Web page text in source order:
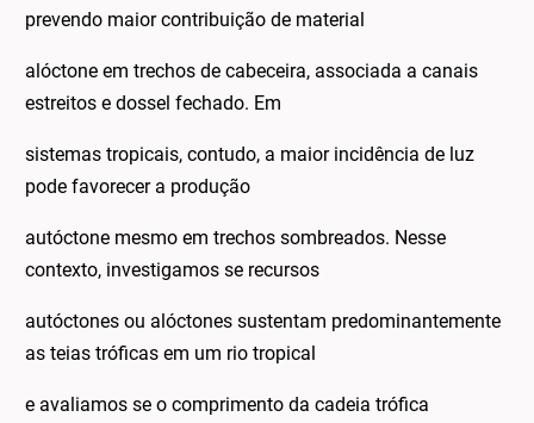
prevendo maior contribuição de material
alóctone em trechos de cabeceira, associada a canais
estreitos e dossel fechado. Em
sistemas tropicais, contudo, a maior incidência de luz
pode favorecer a produção
autóctone mesmo em trechos sombreados. Nesse
contexto, investigamos se recursos
autóctones ou alóctones sustentam predominantemente
as teias tróficas em um rio tropical
e avaliamos se o comprimento da cadeia trófica